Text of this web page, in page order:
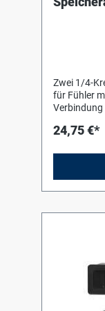
Zwei 1/4-
für Fühler
Verbindung
24,75 €*